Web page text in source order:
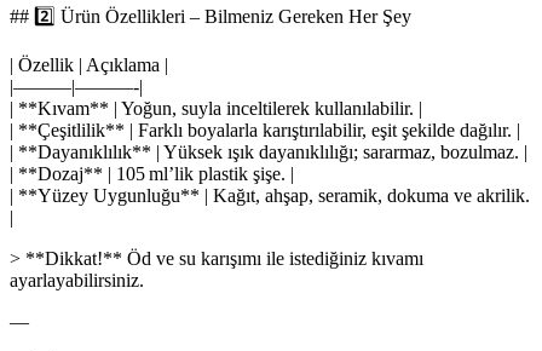
## 2️⃣ Ürün Özellikleri – Bilmeniz Gereken Her Şey
| Özellik | Açıklama |
|———|———-|
| **Kıvam** | Yoğun, suyla inceltilerek kullanılabilir. |
| **Çeşitlilik** | Farklı boyalarla karıştırılabilir, eşit şekilde dağılır. |
| **Dayanıklılık** | Yüksek ışık dayanıklılığı; sararmaz, bozulmaz. |
| **Dozaj** | 105 ml’lik plastik şişe. |
| **Yüzey Uygunluğu** | Kağıt, ahşap, seramik, dokuma ve akrilik.
|
> **Dikkat!** Öd ve su karışımı ile istediğiniz kıvamı
ayarlayabilirsiniz.
—